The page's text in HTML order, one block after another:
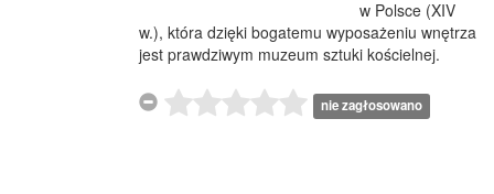
w Polsce (XIV
w.), która dzięki bogatemu wyposażeniu wnętrza
jest prawdziwym muzeum sztuki kościelnej.
nie zagłosowano